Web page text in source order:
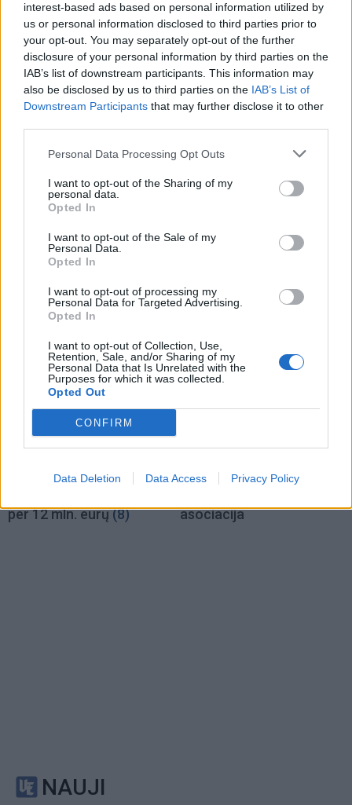
interest-based ads based on personal information utilized by
us or personal information disclosed to third parties prior to
your opt-out. You may separately opt-out of the further
disclosure of your personal information by third parties on the
IAB’s list of downstream participants. This information may
also be disclosed by us to third parties on the IAB’s List of
Downstream Participants that may further disclose it to other
Personal Data Processing Opt Outs
I want to opt-out of the Sharing of my
personal data.
Opted In
I want to opt-out of the Sale of my
Personal Data.
Opted In
I want to opt-out of processing my
Personal Data for Targeted Advertising.
Opted In
I want to opt-out of Collection, Use,
Retention, Sale, and/or Sharing of my
Personal Data that Is Unrelated with the
Purposes for which it was collected.
Opted Out
CONFIRM
Data Deletion Data Access Privacy Policy
Lietuva
Žiniasklaida: „Norfos“
savininkas Dundulis
duoda 99,9 proc., kad
nedalyvaus prezidento
rinkimuose
Lietuva
Vaiko teisių apsaugos
specialistams vėl
nepavyko susitikti su
Žlabių šeima
Lietuva
Seimo pirmininkas:
viršininkė, o lyderė,
uždegusi dirbti Lietuvai
Lietuva
penktadalį milijardo
Pritarta siūlymui Ukrainos
per 12 mln. eurų(8)
Į lobistų sąrašą įtraukta
asociacija
NAUJI